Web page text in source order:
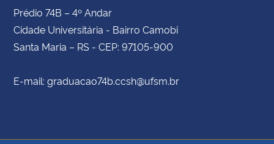
Prédio 74B – 4º Andar
Cidade Universitária - Bairro Camobi
Santa Maria – RS - CEP: 97105-900
E-mail: graduacao74b.ccsh@ufsm.br